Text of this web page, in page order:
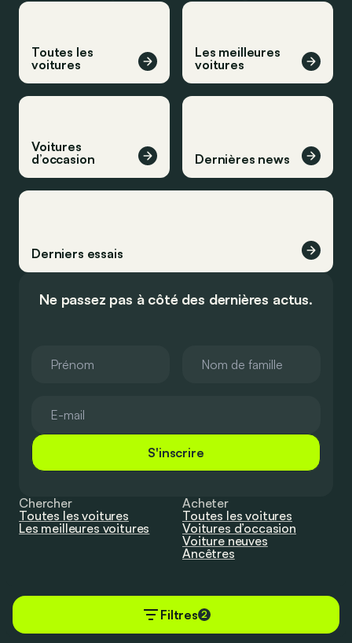
Filtres 2
Toutes les
voitures
Les meilleures
voitures
Voitures
d’occasion
Dernières news
Derniers essais
Ne passez pas à côté des dernières actus.
S'inscrire
Chercher
Toutes les voitures
Les meilleures voitures
Acheter
Toutes les voitures
Voitures d’occasion
Voiture neuves
Ancêtres
Actus
Publiez vos voitures